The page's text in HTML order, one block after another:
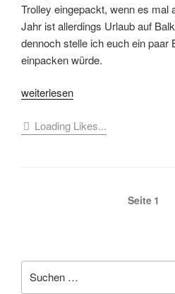
Trolley eingepackt, wenn es mal
Jahr ist allerdings Urlaub auf
dennoch stelle ich euch ein paar
einpacken würde.
„[Im
#Büchersommer
weiterlesen
Loading Likes...
Seitennummerierung
Seite 1
nach: